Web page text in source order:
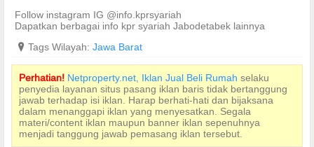
Follow instagram IG @info.kprsyariah
Dapatkan berbagai info kpr syariah Jabodetabek lainnya
? Tags Wilayah: Jawa Barat
Perhatian! Netproperty.net, Iklan Jual Beli Rumah selaku
penyedia layanan situs pasang iklan baris tidak bertanggung
jawab terhadap isi iklan. Harap berhati-hati dan bijaksana
dalam menanggapi iklan yang menyesatkan. Segala
materi/content iklan maupun banner iklan sepenuhnya
menjadi tanggung jawab pemasang iklan tersebut.